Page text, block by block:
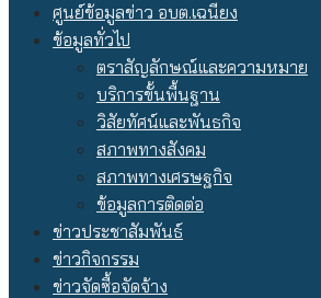
ศูนย์ข้อมูลข่าว อบต.เฉนียง
ข้อมูลทั่วไป
ตราสัญลักษณ์และความหมาย
บริการขั้นพื้นฐาน
วิสัยทัศน์และพันธกิจ
สภาพทางสังคม
สภาพทางเศรษฐกิจ
ข้อมูลการติดต่อ
ข่าวประชาสัมพันธ์
ข่าวกิจกรรม
ข่าวจัดซื้อจัดจ้าง